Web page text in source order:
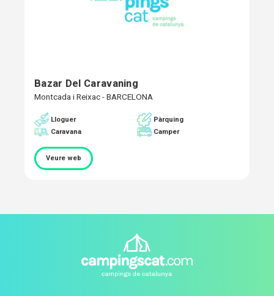
Bazar Del Caravaning
Montcada i Reixac - BARCELONA
Lloguer
Pàrquing
Caravana
Camper
Veure web